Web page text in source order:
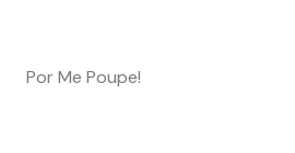
Por Me Poupe!